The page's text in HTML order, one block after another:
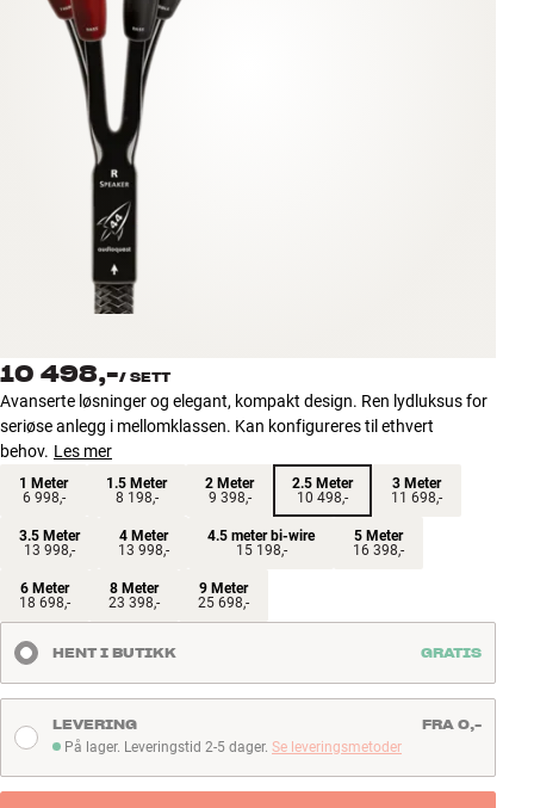
Tilbehør
INSPIRASJON
MERKER
NYHETER
TILBUD
Logg inn
Kundeservice
Bygg med lyd
10 498,-/ SETT
Avanserte løsninger og elegant, kompakt design. Ren lydluksus for
seriøse anlegg i mellomklassen. Kan konfigureres til ethvert
behov. Les mer
1 Meter
6 998,-
1.5 Meter
8 198,-
2 Meter
9 398,-
2.5 Meter
10 498,-
3 Meter
11 698,-
3.5 Meter
13 998,-
4 Meter
13 998,-
4.5 meter bi-wire
15 198,-
5 Meter
16 398,-
6 Meter
18 698,-
8 Meter
23 398,-
9 Meter
25 698,-
HENT I BUTIKK GRATIS
På lager. Leveringstid 2-5 dager
På lager. Leveringstid 2-5 dager. Se leveringsmetoder
LEVERING FRA 0,-